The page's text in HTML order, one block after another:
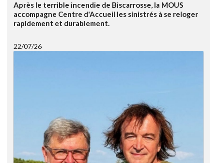
Après le terrible incendie de Biscarrosse, la MOUS
accompagne Centre d'Accueil les sinistrés à se reloger
rapidement et durablement.
22/07/26